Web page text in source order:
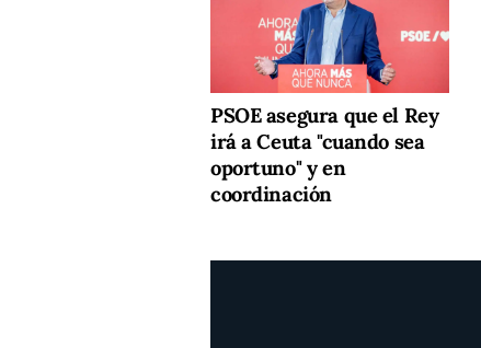
PSOE asegura que el Rey
irá a Ceuta "cuando sea
oportuno" y en
coordinación